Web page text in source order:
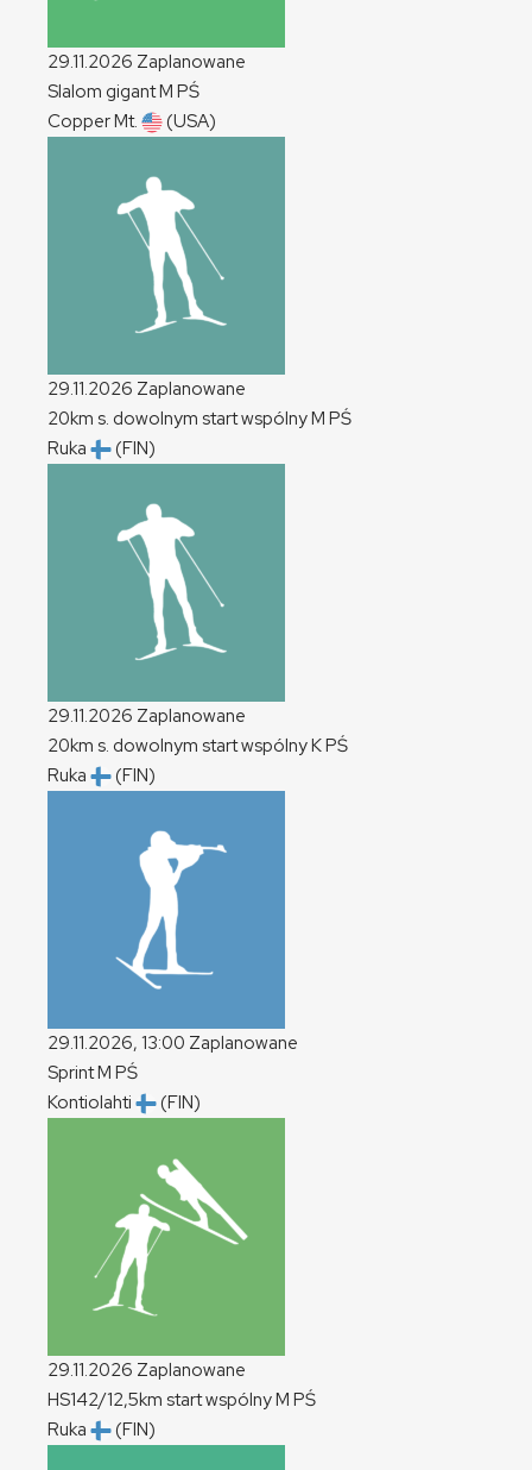
29.11.2026 Zaplanowane
Slalom gigantM PŚ
Copper Mt.
(USA)
29.11.2026 Zaplanowane
20km s. dowolnym start wspólnyM PŚ
Ruka
(FIN)
29.11.2026 Zaplanowane
20km s. dowolnym start wspólnyKPŚ
Ruka
(FIN)
29.11.2026, 13:00 Zaplanowane
SprintM PŚ
Kontiolahti
(FIN)
29.11.2026 Zaplanowane
HS142/12,5km start wspólnyM PŚ
Ruka
(FIN)